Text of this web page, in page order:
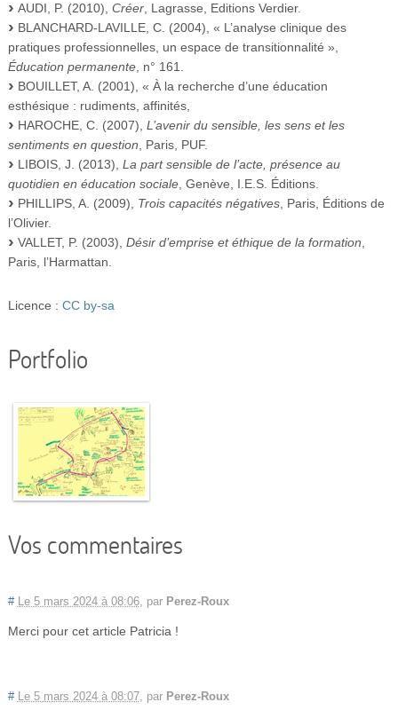
AUDI, P. (2010), Créer, Lagrasse, Editions Verdier.
BLANCHARD-LAVILLE, C. (2004), « L’analyse clinique des
pratiques professionnelles, un espace de transitionnalité »,
Éducation permanente, n° 161.
BOUILLET, A. (2001), « À la recherche d’une éducation
esthésique : rudiments, affinités,
HAROCHE, C. (2007), L’avenir du sensible, les sens et les
sentiments en question, Paris, PUF.
LIBOIS, J. (2013), La part sensible de l’acte, présence au
quotidien en éducation sociale, Genève, I.E.S. Éditions.
PHILLIPS, A. (2009), Trois capacités négatives, Paris, Éditions de
l’Olivier.
VALLET, P. (2003), Désir d’emprise et éthique de la formation,
Paris, l’Harmattan.
Licence : CC by-sa
Portfolio
Vos commentaires
# Le 5 mars 2024 à 08:06, par Perez-Roux
Merci pour cet article Patricia !
# Le 5 mars 2024 à 08:07, par Perez-Roux